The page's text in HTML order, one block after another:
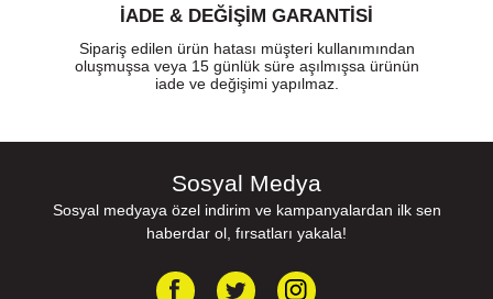
İADE & DEĞİŞİM GARANTİSİ
Sipariş edilen ürün hatası müşteri kullanımından
oluşmuşsa veya 15 günlük süre aşılmışsa ürünün
iade ve değişimi yapılmaz.
Sosyal Medya
Sosyal medyaya özel indirim ve kampanyalardan ilk sen
haberdar ol, fırsatları yakala!